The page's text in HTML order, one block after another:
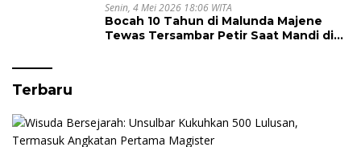
Senin, 4 Mei 2026 18:06 WITA
Bocah 10 Tahun di Malunda Majene
Tewas Tersambar Petir Saat Mandi di
Terbaru